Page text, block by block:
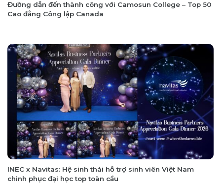
Đường dẫn đến thành công với Camosun College – Top 50
Cao đẳng Công lập Canada
INEC x Navitas: Hệ sinh thái hỗ trợ sinh viên Việt Nam
chinh phục đại học top toàn cầu